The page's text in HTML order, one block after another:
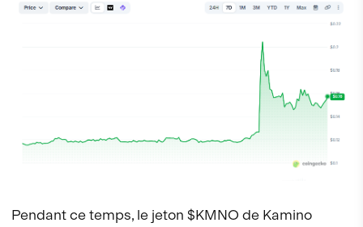
Pendant ce temps, le jeton $KMNO de Kamino